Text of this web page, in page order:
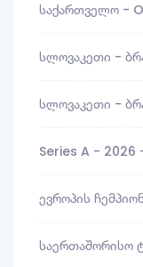
საქართველო -
სლოვაკეთი -
სლოვაკეთი -
Series A -
ევროპის
საერთაშორისო